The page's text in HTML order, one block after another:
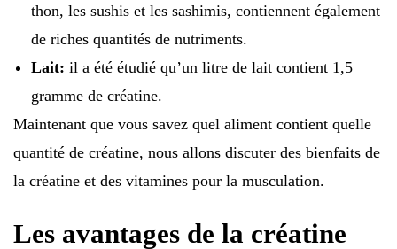
thon, les sushis et les sashimis, contiennent également
de riches quantités de nutriments.
Lait: il a été étudié qu’un litre de lait contient 1,5
gramme de créatine.
Maintenant que vous savez quel aliment contient quelle
quantité de créatine, nous allons discuter des bienfaits de
la créatine et des vitamines pour la musculation.
Les avantages de la créatine